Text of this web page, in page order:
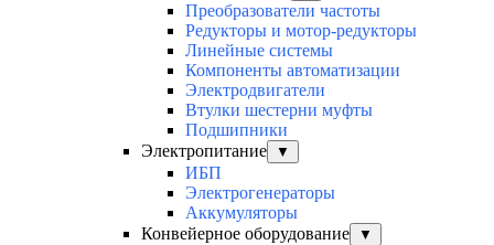
Преобразователи частоты
Редукторы и мотор-редукторы
Линейные системы
Компоненты автоматизации
Электродвигатели
Втулки шестерни муфты
Подшипники
Электропитание
▼
ИБП
Электрогенераторы
Аккумуляторы
Конвейерное оборудование
▼